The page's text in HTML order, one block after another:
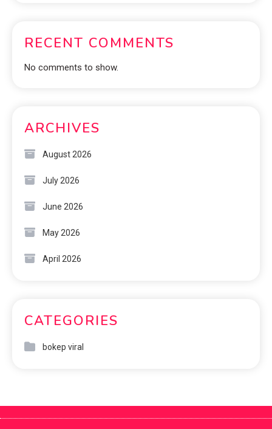
RECENT COMMENTS
No comments to show.
ARCHIVES
August 2026
July 2026
June 2026
May 2026
April 2026
CATEGORIES
bokep viral